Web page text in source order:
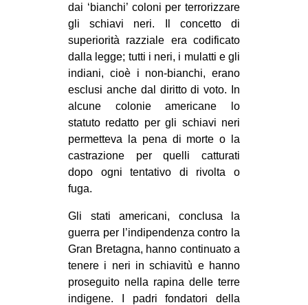
EVENTI
in
Fb
tw
bsky
ms
dai ‘bianchi’ coloni per terrorizzare
gli schiavi neri. Il concetto di
superiorità razziale era codificato
dalla legge; tutti i neri, i mulatti e gli
indiani, cioè i non-bianchi, erano
esclusi anche dal diritto di voto. In
alcune colonie americane lo
statuto redatto per gli schiavi neri
permetteva la pena di morte o la
castrazione per quelli catturati
dopo ogni tentativo di rivolta o
fuga.
Gli stati americani, conclusa la
guerra per l’indipendenza contro la
Gran Bretagna, hanno continuato a
tenere i neri in schiavitù e hanno
proseguito nella rapina delle terre
indigene. I padri fondatori della